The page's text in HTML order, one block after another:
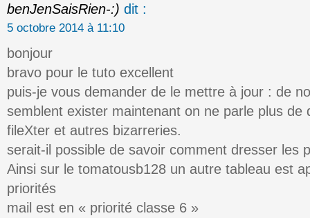
benJenSaisRien-:) dit :
5 octobre 2014 à 11:10
bonjour
bravo pour le tuto excellent
puis-je vous demander de le mettre à jour : de
semblent exister maintenant on ne parle plus de
fileXter et autres bizarreries.
serait-il possible de savoir comment dresser les
Ainsi sur le tomatousb128 un autre tableau est
priorités
mail est en « priorité classe 6 »